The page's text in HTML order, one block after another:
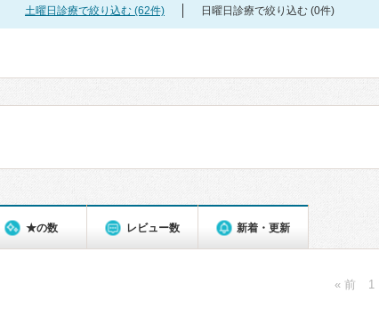
土曜日診療で絞り込む (62件) 日曜日診療で絞り込む (0件)
★の数 レビュー数 新着・更新
« 前 1